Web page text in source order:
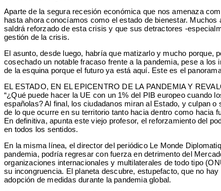
Aparte de la segura recesión económica que nos amenaza
hasta ahora conocíamos como el estado de bienestar.
saldrá reforzado de esta crisis y que sus detractores -
gestión de la crisis.
El asunto, desde luego, habría que matizarlo y mucho porque,
cosechado un notable fracaso frente a la pandemia, pese a
de la esquina porque el futuro ya está aquí. Este es el
EL ESTADO, EN EL EPICENTRO DE LA PANDEMIA Y
“¿Qué puede hacer la UE con un 1% del PIB europeo cuando
españolas? Al final, los ciudadanos miran al Estado, y culpan
de lo que ocurre en su territorio tanto hacia dentro como hacia
En definitiva, apunta este viejo profesor, el reforzamiento del
en todos los sentidos.
En la misma línea, el director del periódico Le Monde
pandemia, podría regresar con fuerza en detrimento del
organizaciones internacionales y multilaterales de todo tipo
su incongruencia. El planeta descubre, estupefacto, que no
adopción de medidas durante la pandemia global.